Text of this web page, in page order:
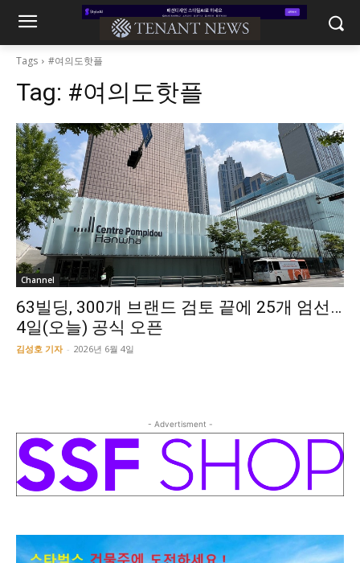
Tags #여의도핫플
Tag: #여의도핫플
Channel
63빌딩, 300개 브랜드 검토 끝에 25개 엄선…
4일(오늘) 공식 오픈
김성호 기자 - 2026년 6월 4일
- Advertisment -